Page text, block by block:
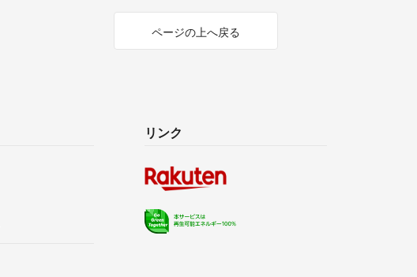
ページの上へ戻る
リンク